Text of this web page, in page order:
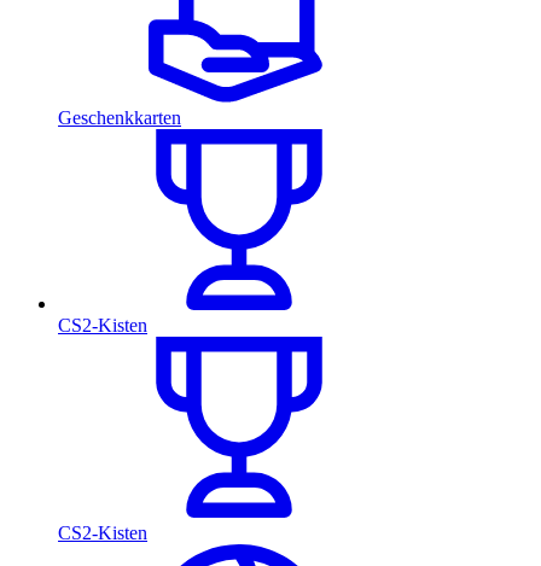
Geschenkkarten
CS2-Kisten
CS2-Kisten